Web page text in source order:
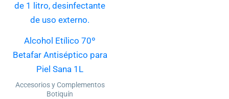
Alcohol Etílico 70º
Betafar Antiséptico para
Piel Sana 1L
Accesorios y Complementos
Botiquín